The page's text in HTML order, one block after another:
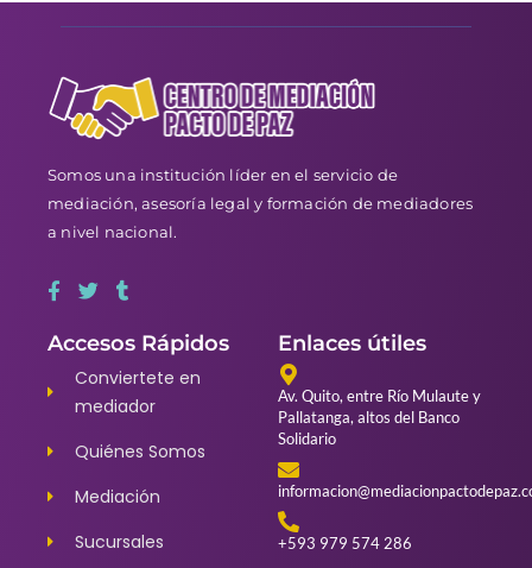
Somos una institución líder en el servicio de
mediación, asesoría legal y formación de mediadores
a nivel nacional.
Accesos Rápidos
Conviertete en
mediador
Quiénes Somos
Mediación
Sucursales
Enlaces útiles
Av. Quito, entre Río Mulaute y
Pallatanga, altos del Banco
Solidario
+593 979 574 286